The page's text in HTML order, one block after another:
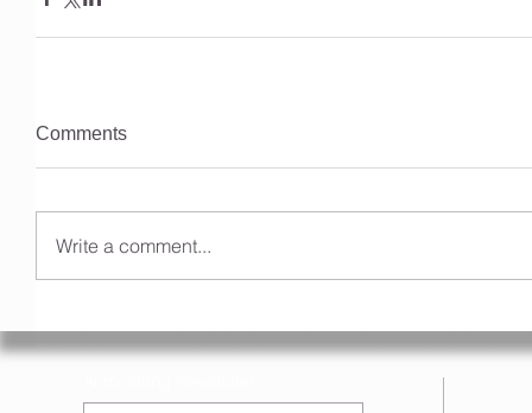
Comments
Write a comment...